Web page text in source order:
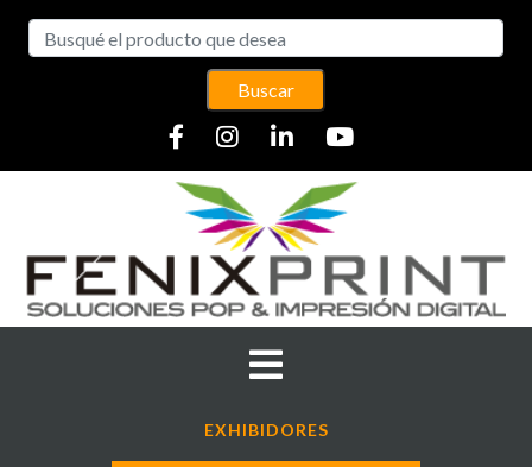
Buscar
EXHIBIDORES